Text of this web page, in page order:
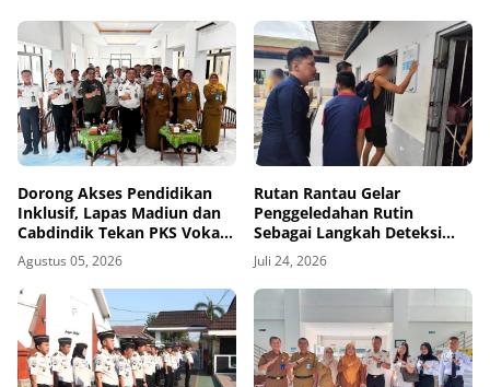
Dorong Akses Pendidikan
Inklusif, Lapas Madiun dan
Cabdindik Tekan PKS Vokasi
TITL
Agustus 05, 2026
Rutan Rantau Gelar
Penggeledahan Rutin
Sebagai Langkah Deteksi
Dini Gangguan Kamtib
Juli 24, 2026